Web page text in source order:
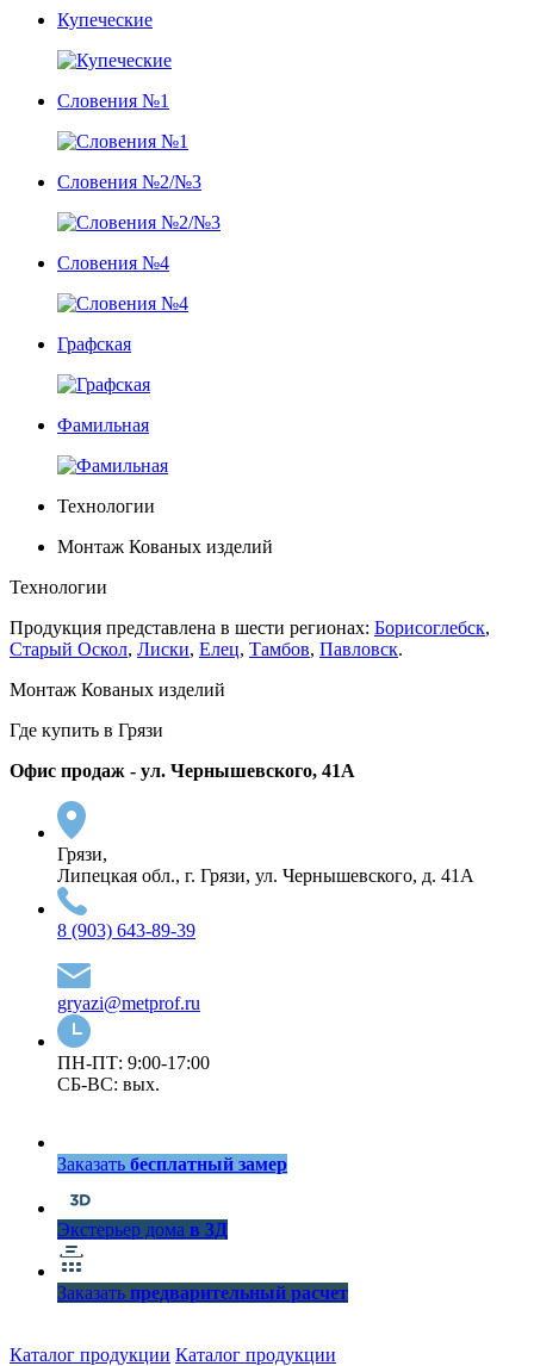
Купеческие
Словения №1
Словения №2/№3
Словения №4
Графская
Фамильная
Технологии
Монтаж Кованых изделий
Технологии
Продукция представлена в шести регионах: Борисоглебск,
Старый Оскол, Лиски, Елец, Тамбов, Павловск.
Монтаж Кованых изделий
Где купить в Грязи
Офис продаж - ул. Чернышевского, 41А
Грязи,
Липецкая обл., г. Грязи, ул. Чернышевского, д. 41А
8 (903) 643-89-39
gryazi@metprof.ru
ПН-ПТ: 9:00-17:00
СБ-ВС: вых.
Заказать бесплатный замер
Экстерьер дома в 3Д
Заказать предварительный расчет
Каталог продукции Каталог продукции